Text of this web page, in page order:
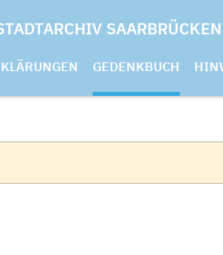
SAARBRÜCKEN
GEDENKBUCH